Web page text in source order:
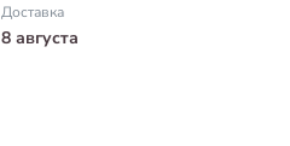
Доставка
8 августа